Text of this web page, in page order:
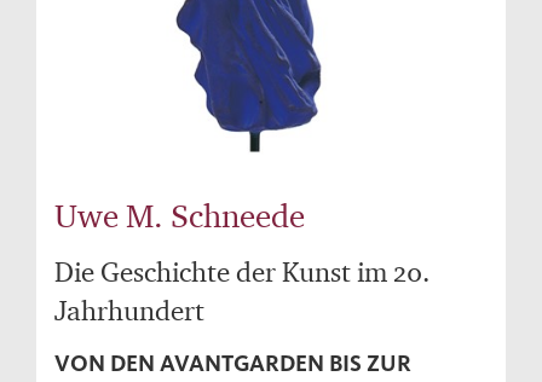
Uwe M. Schneede
Die Geschichte der Kunst im 20.
Jahrhundert
VON DEN AVANTGARDEN BIS ZUR